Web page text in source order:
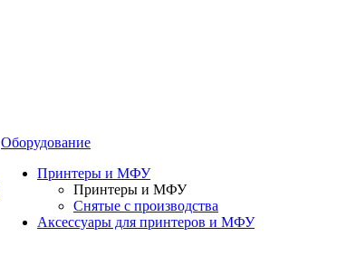
Оборудование
Принтеры и МФУ
Принтеры и МФУ
Снятые с производства
Аксессуары для принтеров и МФУ